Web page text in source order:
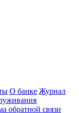
О банке Журнал
обратной связи